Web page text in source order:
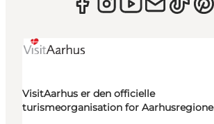
VisitAarhus er den officielle
turismeorganisation for